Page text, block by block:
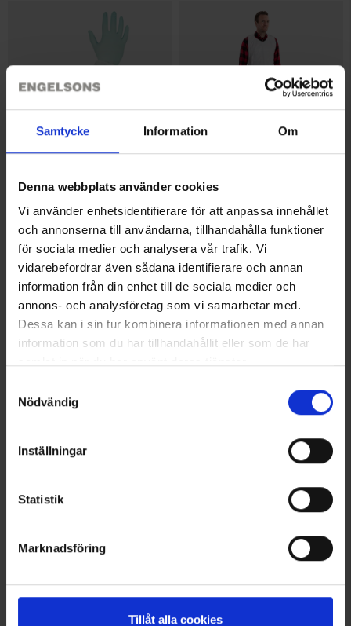
Samtycke Information Om
Denna webbplats använder cookies
Vi använder enhetsidentifierare för att anpassa innehållet
och annonserna till användarna, tillhandahålla funktioner
för sociala medier och analysera vår trafik. Vi
vidarebefordrar även sådana identifierare och annan
information från din enhet till de sociala medier och
annons- och analysföretag som vi samarbetar med.
Dessa kan i sin tur kombinera informationen med annan
information som du har tillhandahållit eller som de har
Nödvändig
Inställningar
Statistik
Marknadsföring
Tillåt alla cookies
Granberg Sleeve Covers 100
Ab5,95 €
Granberg Disposable Aprons
Ab18 €
Ähnliche Produkte
Jagdmesser PK01
24,95 €
Klappmesser Multifunktion
Bewertung:
Andere kauften auch